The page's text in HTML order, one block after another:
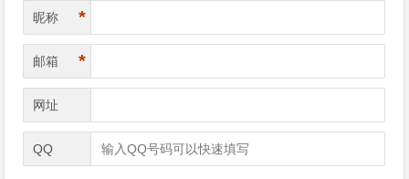
昵称 *
邮箱 *
网址
QQ